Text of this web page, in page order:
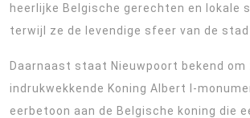
heerlijke Belgische gerechten en lokale
terwijl ze de levendige sfeer van de stad
Daarnaast staat Nieuwpoort bekend om
indrukwekkende Koning Albert I-
eerbetoon aan de Belgische koning die